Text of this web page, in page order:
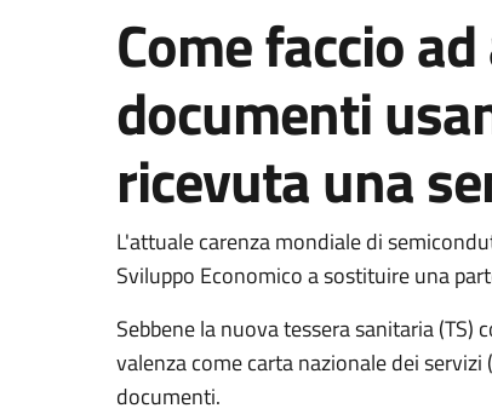
Come faccio
documenti
ricevuta una
L'attuale carenza mondiale di
Sviluppo Economico a sostituire una
Sebbene la nuova tessera sanitaria
valenza come carta nazionale dei
documenti.